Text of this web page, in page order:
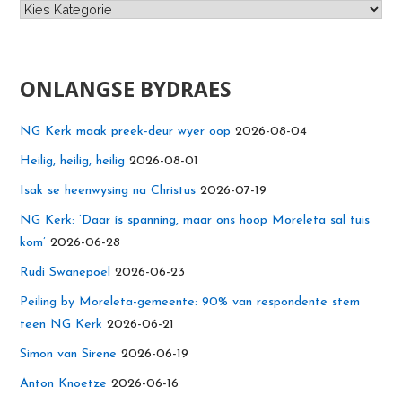
Kategorieë
ONLANGSE BYDRAES
NG Kerk maak preek-deur wyer oop 2026-08-04
Heilig, heilig, heilig 2026-08-01
Isak se heenwysing na Christus 2026-07-19
NG Kerk: ‘Daar ís spanning, maar ons hoop Moreleta sal tuis
kom’ 2026-06-28
Rudi Swanepoel 2026-06-23
Peiling by Moreleta-gemeente: 90% van respondente stem
teen NG Kerk 2026-06-21
Simon van Sirene 2026-06-19
Anton Knoetze 2026-06-16